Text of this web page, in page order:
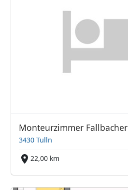
Monteurzimmer Fallbacher
3430 Tulln
22,00 km